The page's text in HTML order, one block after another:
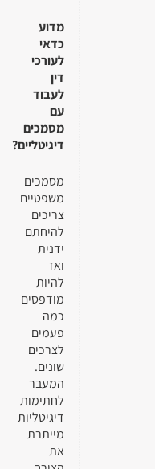
מדוע
כדאי
לעורכי
דין
לעבוד
עם
מסמכים
דיגיטליים?
מסמכים
משפטיים
צריכים
להיחתם
ידנית
ואז
להיות
מודפסים
כמה
פעמים
לצרכים
שונים.
המעבר
לחתימות
דיגיטליות
מייתרת
את